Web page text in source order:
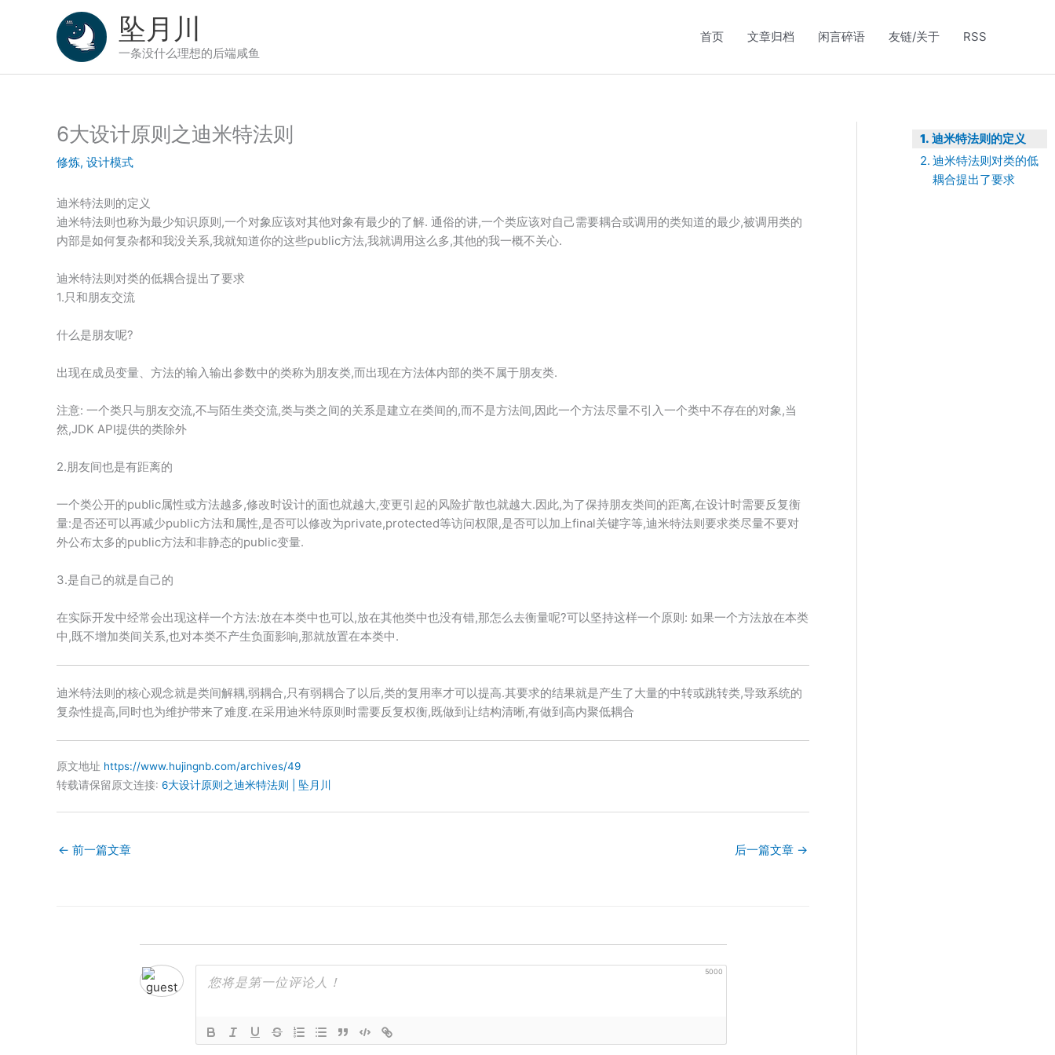
坠月川
一条没什么理想的后端咸鱼
首页 文章归档 闲言碎语 友链/关于 RSS
6大设计原则之迪米特法则
修炼, 设计模式
迪米特法则的定义
迪米特法则也称为最少知识原则,一个对象应该对其他对象有最少的了解. 通俗的讲,一个类应该对自己需要耦合或调用的类知道的最少,被调用类的
内部是如何复杂都和我没关系,我就知道你的这些public方法,我就调用这么多,其他的我一概不关心.
迪米特法则对类的低耦合提出了要求
1.只和朋友交流
什么是朋友呢?
出现在成员变量、方法的输入输出参数中的类称为朋友类,而出现在方法体内部的类不属于朋友类.
注意: 一个类只与朋友交流,不与陌生类交流,类与类之间的关系是建立在类间的,而不是方法间,因此一个方法尽量不引入一个类中不存在的对象,当
然,JDK API提供的类除外
2.朋友间也是有距离的
一个类公开的public属性或方法越多,修改时设计的面也就越大,变更引起的风险扩散也就越大.因此,为了保持朋友类间的距离,在设计时需要反复衡
量:是否还可以再减少public方法和属性,是否可以修改为private,protected等访问权限,是否可以加上final关键字等,迪米特法则要求类尽量不要对
外公布太多的public方法和非静态的public变量.
3.是自己的就是自己的
在实际开发中经常会出现这样一个方法:放在本类中也可以,放在其他类中也没有错,那怎么去衡量呢?可以坚持这样一个原则: 如果一个方法放在本类
中,既不增加类间关系,也对本类不产生负面影响,那就放置在本类中.
迪米特法则的核心观念就是类间解耦,弱耦合,只有弱耦合了以后,类的复用率才可以提高.其要求的结果就是产生了大量的中转或跳转类,导致系统的
复杂性提高,同时也为维护带来了难度.在采用迪米特原则时需要反复权衡,既做到让结构清晰,有做到高内聚低耦合
原文地址 https://www.hujingnb.com/archives/49
转载请保留原文连接: 6大设计原则之迪米特法则 | 坠月川
← 前一篇文章 后一篇文章 →
5000
迪米特法则的定义
迪米特法则对类的低
耦合提出了要求